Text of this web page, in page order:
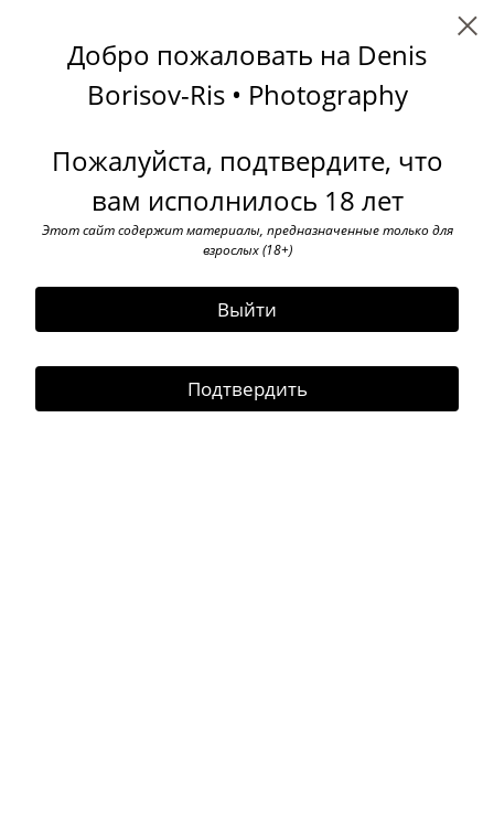
Добро пожаловать на Denis
Borisov-Ris • Photography
Пожалуйста, подтвердите, что
вам исполнилось 18 лет
Этот сайт содержит материалы, предназначенные только для
взрослых (18+)
Выйти
Подтвердить
1/8th portrait